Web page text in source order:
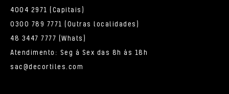
4004 2971 (Capitais)
0300 789 7771 (Outras localidades)
48 3447 7777 (Whats)
Atendimento: Seg à Sex das 8h às 18h
sac@decortiles.com